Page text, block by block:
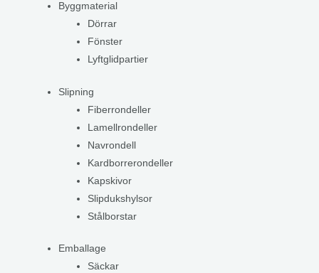
Byggmaterial
Dörrar
Fönster
Lyftglidpartier
Slipning
Fiberrondeller
Lamellrondeller
Navrondell
Kardborrerondeller
Kapskivor
Slipdukshylsor
Stålborstar
Emballage
Säckar